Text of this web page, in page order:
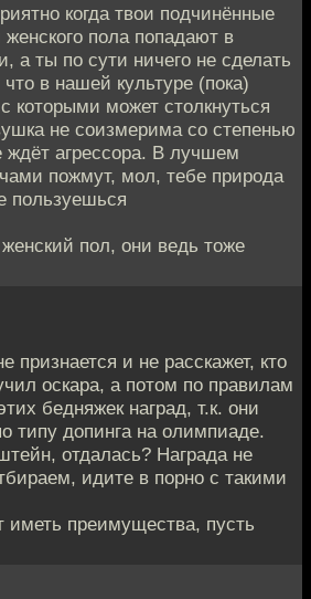
когда твои подчинённые
женского пола попадают в
а ты по сути ничего не сделать
в нашей культуре (пока)
которыми может столкнуться
не соизмерима со степенью
ждёт агрессора. В лучшем
пожмут, мол, тебе природа
пользуешься
пол, они ведь тоже
признается и не расскажет, кто
оскара, а потом по правилам
бедняжек наград, т.к. они
типу допинга на олимпиаде.
отдалась? Награда не
идите в порно с такими
иметь преимущества, пусть